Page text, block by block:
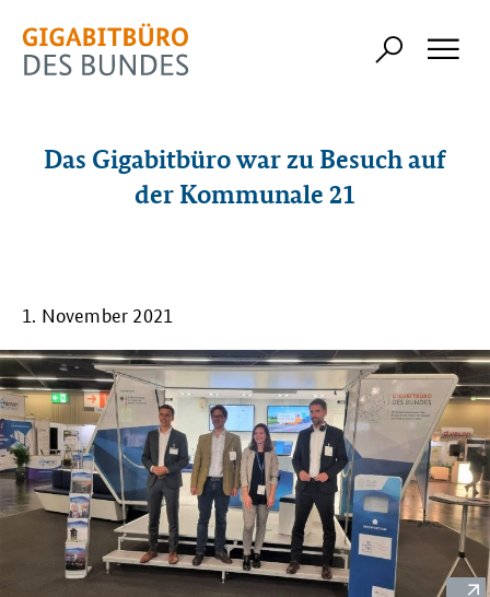
Das Gigabitbüro war zu Besuch auf
der Kommunale 21
1. November 2021